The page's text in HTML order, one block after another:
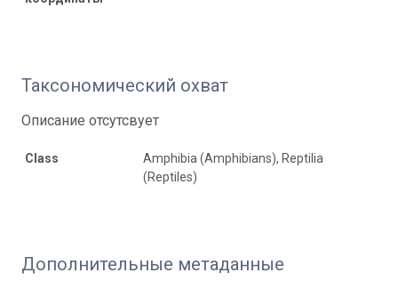
Таксономический охват
Описание отсутсвует
Class
Amphibia (Amphibians), Reptilia
(Reptiles)
Дополнительные метаданные